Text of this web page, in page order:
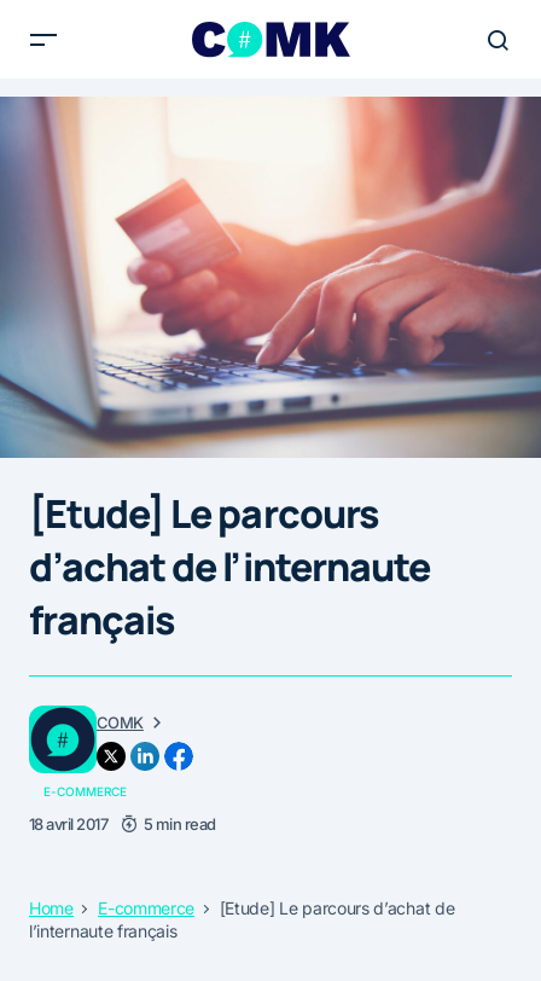
[Etude] Le parcours
d’achat de l’internaute
français
COMK
E-COMMERCE
18 avril 2017 5 min read
Home E-commerce
[Etude] Le parcours d’achat de
l’internaute français